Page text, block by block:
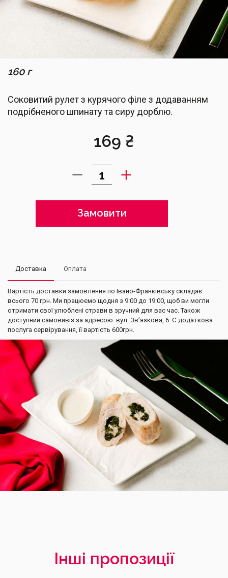
160 г
Соковитий рулет з курячого філе з додаванням
подрібненого шпинату та сиру дорблю.
169 ₴
Замовити
Доставка Оплата
Вартість доставки замовлення по Івано-Франківську складає
всього 70 грн. Ми працюємо щодня з 9:00 до 19:00, щоб ви могли
отримати свої улюблені страви в зручний для вас час. Також
доступний самовивіз за адресою: вул. Зв’язкова, 6. Є додаткова
послуга сервірування, її вартість 600грн.
Інші пропозиції